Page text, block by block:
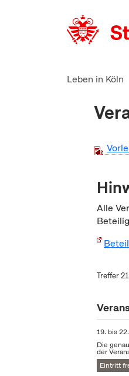
Leben in Köln
Alle
Treffer
19. bis
Die
der
Eintritt